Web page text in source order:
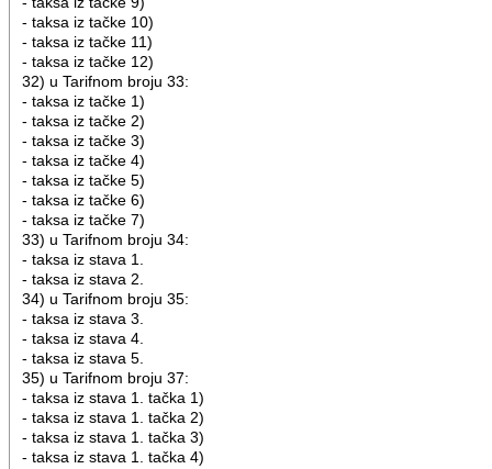
- taksa iz tačke 10)
- taksa iz tačke 11)
- taksa iz tačke 12)
32) u Tarifnom broju 33:
- taksa iz tačke 1)
- taksa iz tačke 2)
- taksa iz tačke 3)
- taksa iz tačke 4)
- taksa iz tačke 5)
- taksa iz tačke 6)
- taksa iz tačke 7)
33) u Tarifnom broju 34:
- taksa iz stava 1.
- taksa iz stava 2.
34) u Tarifnom broju 35:
- taksa iz stava 3.
- taksa iz stava 4.
- taksa iz stava 5.
35) u Tarifnom broju 37:
- taksa iz stava 1. tačka 1)
- taksa iz stava 1. tačka 2)
- taksa iz stava 1. tačka 3)
- taksa iz stava 1. tačka 4)